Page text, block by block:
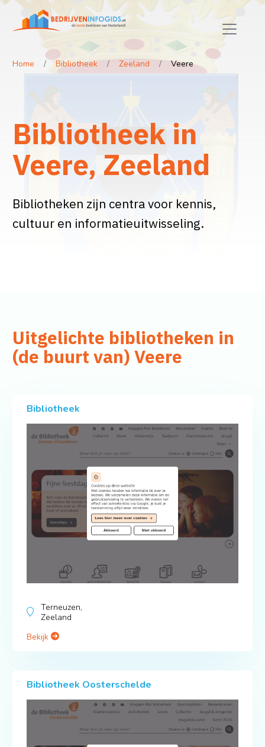
Home Bibliotheek Zeeland Veere
Bibliotheek in
Veere, Zeeland
Bibliotheken zijn centra voor kennis,
cultuur en informatieuitwisseling.
Uitgelichte bibliotheken in
(de buurt van) Veere
Bibliotheek
Terneuzen,
Zeeland
Bekijk
Bibliotheek Oosterschelde